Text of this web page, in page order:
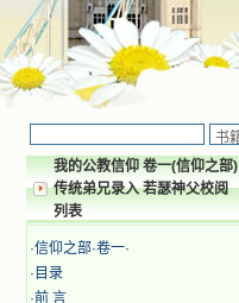
我的公教信仰 卷一(信仰之部)
传统弟兄录入 若瑟神父校阅
列表
·信仰之部·卷一·
· 目录
·前 言